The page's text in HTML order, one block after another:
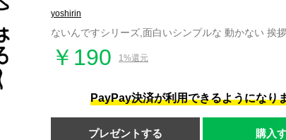
yoshirin
ないんですシリーズ,面白いシンプルな 動かない 挨
￥190 1%還元
PayPay決済が利用できるようになり
プレゼントする 購入